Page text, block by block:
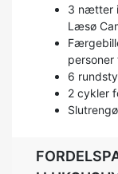
3 nætter
Læsø
personer
6
2 cykler